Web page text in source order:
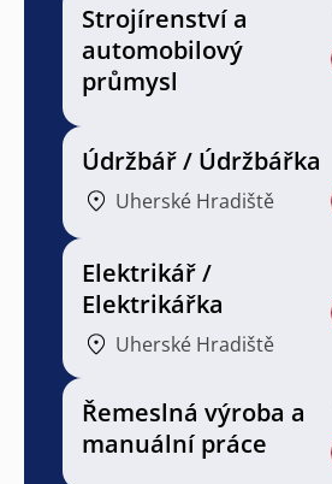
Strojírenství a
automobilový
průmysl
Údržbář / Údržbářka
Uherské Hradiště
Elektrikář /
Elektrikářka
Uherské Hradiště
Řemeslná výroba a
manuální práce